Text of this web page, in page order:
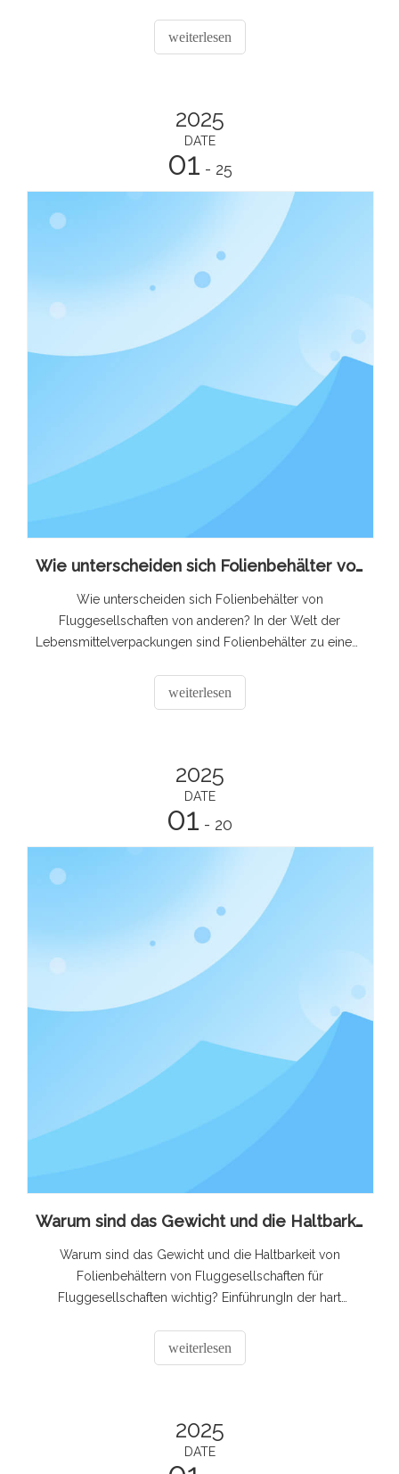
Erlebnis zu bieten. Ein Detail, das oft unbemerkt bleibt,
aber eine entscheidende Rolle spielt, ist die
weiterlesen
2025
DATE
01 - 25
Wie unterscheiden sich Folienbehälter von Fluggesellschaften von anderen?
Wie unterscheiden sich Folienbehälter von
Fluggesellschaften von anderen? In der Welt der
Lebensmittelverpackungen sind Folienbehälter zu einem
verfügen Airline-Folienbehälter über besondere
Eigenschaften, die sie von ihren Gegenstücken, die in
weiterlesen
2025
DATE
01 - 20
Warum sind das Gewicht und die Haltbarkeit von Folienbehältern für Fluggesellschaften für Fluggesellschaften wichtig?
Warum sind das Gewicht und die Haltbarkeit von
Folienbehältern von Fluggesellschaften für
Fluggesellschaften wichtig? EinführungIn der hart
wird jeder Aspekt des Bordservices und -betriebs
sorgfältig geprüft. Ein oft übersehenes, aber
weiterlesen
2025
DATE